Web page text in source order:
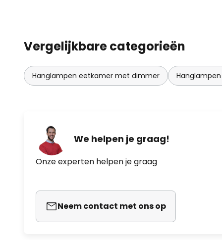
Vergelijkbare categorieën
Hanglampen eetkamer met dimmer
We helpen je graag!
Onze experten helpen je graag
Neem contact met ons op